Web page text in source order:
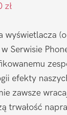
zł
wyświetlacza
w Serwisie
efekty
zawsze
trwałość